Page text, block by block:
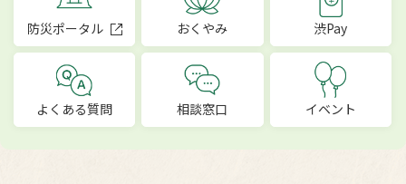
防災ポータル おくやみ 渋Pay
よくある質問 相談窓口 イベント